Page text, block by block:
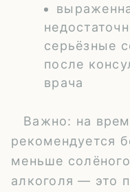
серьёзные
после
врача
Важно: на
рекомендуется
меньше
алкоголя — это